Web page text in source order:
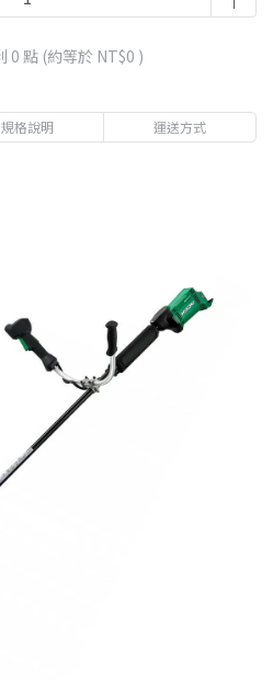
0 點 (約等於 NT$0 )
規格說明 運送方式